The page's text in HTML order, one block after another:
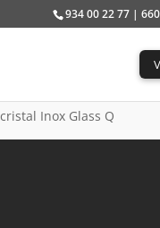
934 00 22 77 |
cristal Inox Glass Q